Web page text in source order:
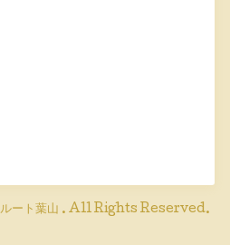
ート葉山 . All Rights Reserved.